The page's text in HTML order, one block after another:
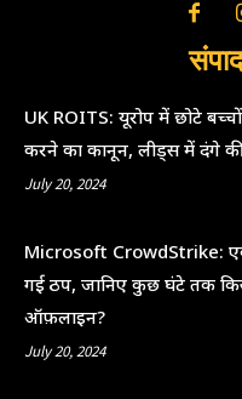
UK ROITS: यूरोप में छोटे
करने का कानून, लीड्स में दंगे
July 20, 2024
Microsoft CrowdStrike:
गई ठप, जानिए कुछ घंटे तक
ऑफ़लाइन?
July 20, 2024